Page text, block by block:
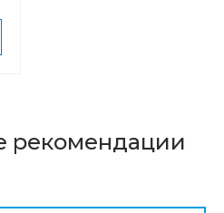
рекомендации